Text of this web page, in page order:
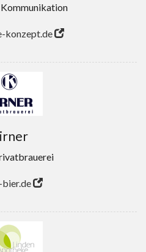
konzept.de